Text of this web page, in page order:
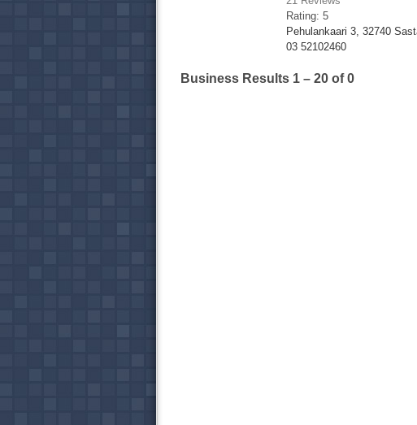
Rating: 5
Pehulankaari 3, 32740
03 52102460
Business Results 1 – 20 of 0